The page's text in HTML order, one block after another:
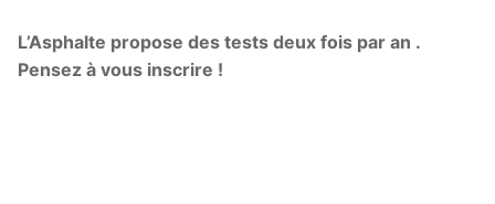
L’Asphalte propose des tests deux fois par an .
Pensez à vous inscrire !